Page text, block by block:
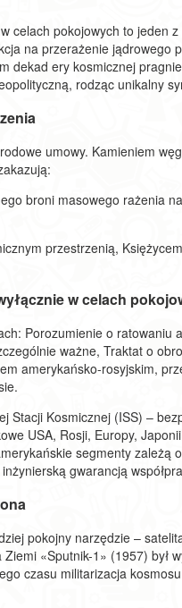
celach pokojowych to jeden
na przerażenie jądrowego
dekad ery kosmicznej
rodząc unikalny
umowy. Kamieniem
broni masowego rażenia
przestrzenią,
w celach
Porozumienie o ratowaniu
ważne, Traktat o
amerykańsko-rosyjskim,
Stacji Kosmicznej (ISS) –
USA, Rosji, Europy,
segmenty zależą
gwarancją
pokojny narzędzie –
«Sputnik-1» (1957) był
czasu militarizacja